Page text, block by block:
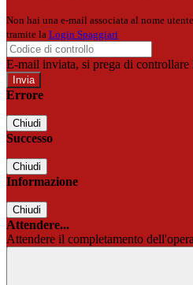
Non hai una e-mail associata al nome
tramite la Login Spaggiari
E-mail inviata, si prega di controllare
Errore
Chiudi
Successo
Chiudi
Informazione
Chiudi
Attendere...
Attendere il completamento